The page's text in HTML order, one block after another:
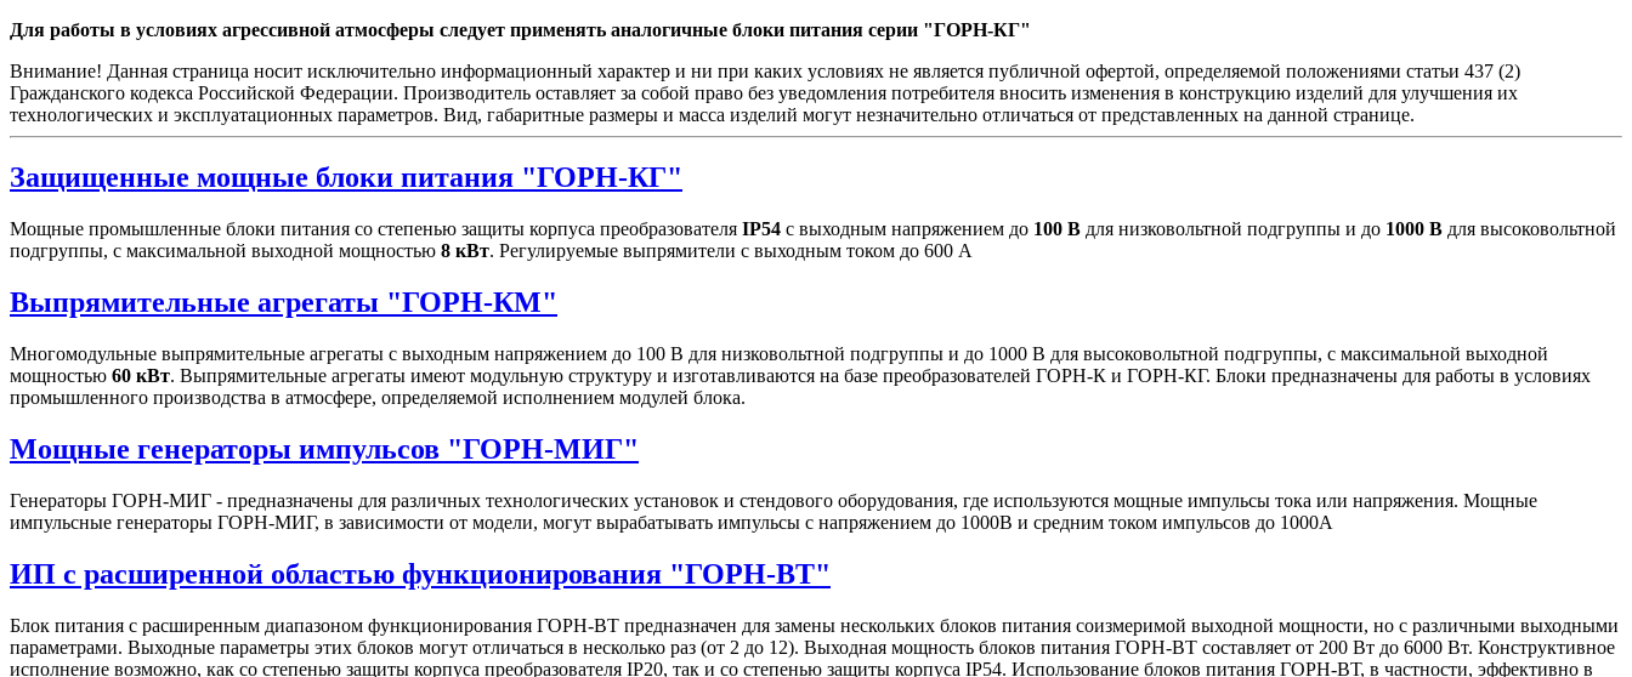
Для работы в условиях агрессивной атмосферы следует применять аналогичные блоки питания серии "ГОРН-КГ"
Внимание! Данная страница носит исключительно информационный характер и ни при каких условиях не является публичной офертой, определяемой положениями статьи 437 (2)
Гражданского кодекса Российской Федерации. Производитель оставляет за собой право без уведомления потребителя вносить изменения в конструкцию изделий для улучшения их
технологических и эксплуатационных параметров. Вид, габаритные размеры и масса изделий могут незначительно отличаться от представленных на данной странице.
Защищенные мощные блоки питания "ГОРН-КГ"
Мощные промышленные блоки питания со степенью защиты корпуса преобразователя IP54 с выходным напряжением до 100 В для низковольтной подгруппы и до 1000 В для высоковольтной
подгруппы, с максимальной выходной мощностью 8 кВт. Регулируемые выпрямители с выходным током до 600 А
Выпрямительные агрегаты "ГОРН-КМ"
Многомодульные выпрямительные агрегаты с выходным напряжением до 100 В для низковольтной подгруппы и до 1000 В для высоковольтной подгруппы, с максимальной выходной
мощностью 60 кВт. Выпрямительные агрегаты имеют модульную структуру и изготавливаются на базе преобразователей ГОРН-К и ГОРН-КГ. Блоки предназначены для работы в условиях
промышленного производства в атмосфере, определяемой исполнением модулей блока.
Мощные генераторы импульсов "ГОРН-МИГ"
Генераторы ГОРН-МИГ - предназначены для различных технологических установок и стендового оборудования, где используются мощные импульсы тока или напряжения. Мощные
импульсные генераторы ГОРН-МИГ, в зависимости от модели, могут вырабатывать импульсы c напряжением до 1000В и средним током импульсов до 1000А
ИП с расширенной областью функционирования "ГОРН-ВТ"
Блок питания с расширенным диапазоном функционирования ГОРН-ВТ предназначен для замены нескольких блоков питания соизмеримой выходной мощности, но с различными выходными
параметрами. Выходные параметры этих блоков могут отличаться в несколько раз (от 2 до 12). Выходная мощность блоков питания ГОРН-ВТ составляет от 200 Вт до 6000 Вт. Конструктивное
исполнение возможно, как со степенью защиты корпуса преобразователя IP20, так и со степенью защиты корпуса IP54. Использование блоков питания ГОРН-ВТ, в частности, эффективно в